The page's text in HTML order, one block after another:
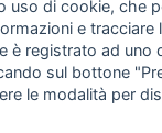
FOLLOW US
uso di cookie, che
e tracciare
è registrato ad uno
sul bottone
le modalità per